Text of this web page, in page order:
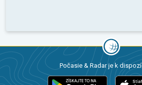
Počasie & Radar je k